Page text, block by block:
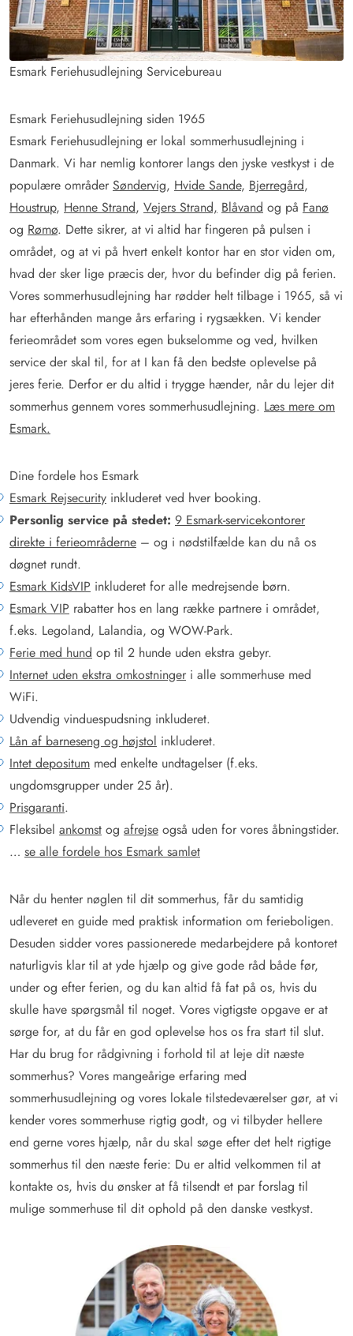
Esmark Feriehusudlejning Servicebureau
Esmark Feriehusudlejning siden 1965
Esmark Feriehusudlejning er lokal sommerhusudlejning i
Danmark. Vi har nemlig kontorer langs den jyske vestkyst i de
populære områder Søndervig, Hvide Sande, Bjerregård,
Houstrup, Henne Strand, Vejers Strand, Blåvand og på Fanø
og Rømø. Dette sikrer, at vi altid har fingeren på pulsen i
området, og at vi på hvert enkelt kontor har en stor viden om,
hvad der sker lige præcis der, hvor du befinder dig på ferien.
Vores sommerhusudlejning har rødder helt tilbage i 1965, så vi
har efterhånden mange års erfaring i rygsækken. Vi kender
ferieområdet som vores egen bukselomme og ved, hvilken
service der skal til, for at I kan få den bedste oplevelse på
jeres ferie. Derfor er du altid i trygge hænder, når du lejer dit
sommerhus gennem vores sommerhusudlejning. Læs mere om
Esmark.
Dine fordele hos Esmark
Esmark Rejsecurity inkluderet ved hver booking.
Personlig service på stedet: 9 Esmark-servicekontorer
direkte i ferieområderne – og i nødstilfælde kan du nå os
døgnet rundt.
Esmark KidsVIP inkluderet for alle medrejsende børn.
Esmark VIP rabatter hos en lang række partnere i området,
f.eks. Legoland, Lalandia, og WOW-Park.
Ferie med hund op til 2 hunde uden ekstra gebyr.
Internet uden ekstra omkostninger i alle sommerhuse med
WiFi.
Udvendig vinduespudsning inkluderet.
Lån af barneseng og højstol inkluderet.
Intet depositum med enkelte undtagelser (f.eks.
ungdomsgrupper under 25 år).
Prisgaranti.
Fleksibel ankomst og afrejse også uden for vores åbningstider.
… se alle fordele hos Esmark samlet
Når du henter nøglen til dit sommerhus, får du samtidig
udleveret en guide med praktisk information om ferieboligen.
Desuden sidder vores passionerede medarbejdere på kontoret
naturligvis klar til at yde hjælp og give gode råd både før,
under og efter ferien, og du kan altid få fat på os, hvis du
skulle have spørgsmål til noget. Vores vigtigste opgave er at
sørge for, at du får en god oplevelse hos os fra start til slut.
Har du brug for rådgivning i forhold til at leje dit næste
sommerhus? Vores mangeårige erfaring med
sommerhusudlejning og vores lokale tilstedeværelser gør, at vi
kender vores sommerhuse rigtig godt, og vi tilbyder hellere
end gerne vores hjælp, når du skal søge efter det helt rigtige
sommerhus til den næste ferie: Du er altid velkommen til at
kontakte os, hvis du ønsker at få tilsendt et par forslag til
mulige sommerhuse til dit ophold på den danske vestkyst.